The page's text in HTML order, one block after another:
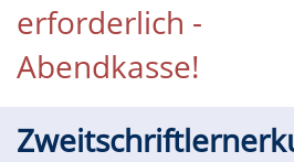
erforderlich -
Abendkasse!